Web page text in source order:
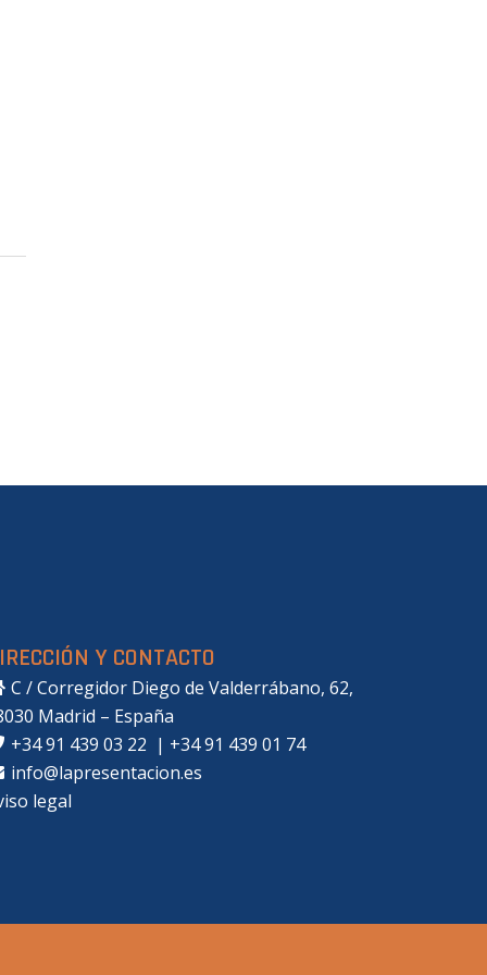
Y CONTACTO
C / Corregidor Diego de Valderrábano, 62,
Madrid – España
+34 91 439 03 22 | +34 91 439 01 74
info@lapresentacion.es
legal